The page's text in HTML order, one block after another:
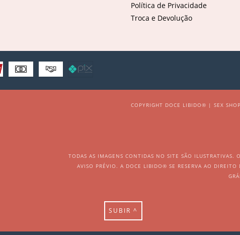
Política de Privacidade
Troca e Devolução
COPYRIGHT DOCE LIBIDO® | SEX
TODAS AS IMAGENS CONTIDAS NO SITE SÃO ILUSTRATIVAS.
AVISO PRÉVIO. A DOCE LIBIDO® SE RESERVA AO
SUBIR ^